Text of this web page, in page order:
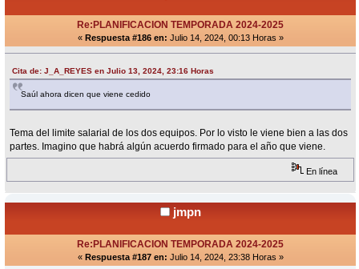
Re:PLANIFICACION TEMPORADA 2024-2025
« Respuesta #186 en: Julio 14, 2024, 00:13 Horas »
Cita de: J_A_REYES en Julio 13, 2024, 23:16 Horas
Saúl ahora dicen que viene cedido
Tema del limite salarial de los dos equipos. Por lo visto le viene bien a las dos
partes. Imagino que habrá algún acuerdo firmado para el año que viene.
En línea
jmpn
Re:PLANIFICACION TEMPORADA 2024-2025
« Respuesta #187 en: Julio 14, 2024, 23:38 Horas »